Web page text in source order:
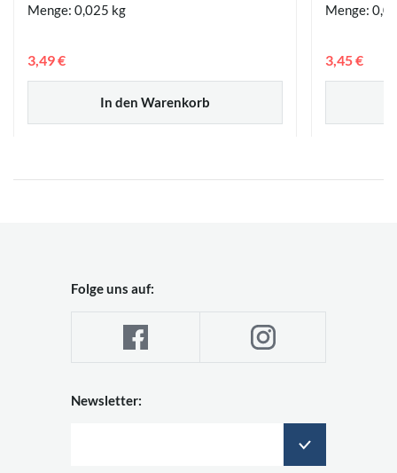
Menge: 0,025 kg
In den Warenkorb
3,49 €
Menge:
3,45 €
Folge uns auf:
Newsletter: